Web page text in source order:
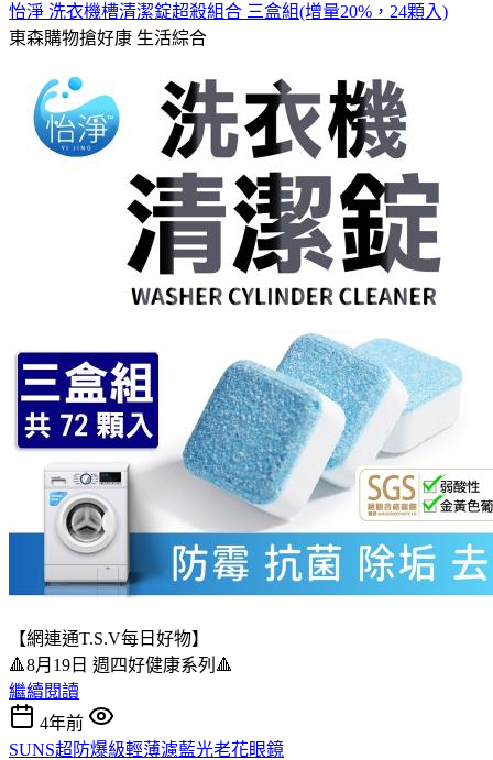
怡淨 洗衣機槽清潔錠超殺組合 三盒組(增量20%，24顆入)
東森購物搶好康 生活綜合
【網連通T.S.V每日好物】
🔺8月19日 週四好健康系列🔺
繼續閱讀
4年前
SUNS超防爆級輕薄濾藍光老花眼鏡